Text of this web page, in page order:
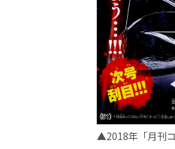
▲2018年「月刊